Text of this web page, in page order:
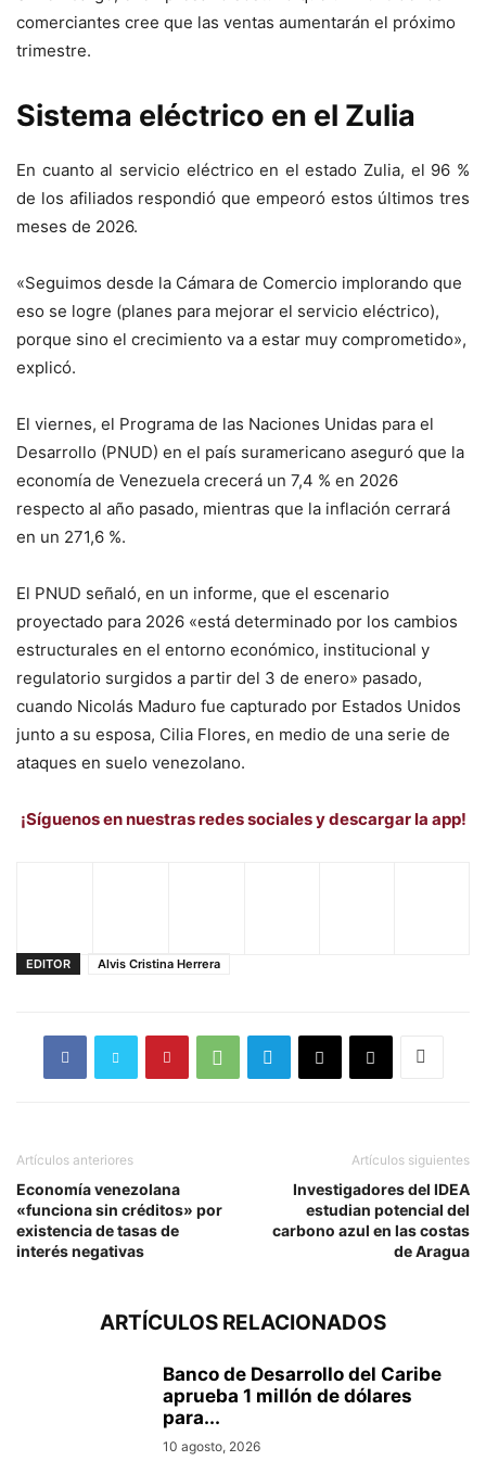
comerciantes cree que las ventas aumentarán el próximo
trimestre.
Sistema eléctrico en el Zulia
En cuanto al servicio eléctrico en el estado Zulia, el 96 %
de los afiliados respondió que empeoró estos últimos tres
meses de 2026.
«Seguimos desde la Cámara de Comercio implorando que
eso se logre (planes para mejorar el servicio eléctrico),
porque sino el crecimiento va a estar muy comprometido»,
explicó.
El viernes, el Programa de las Naciones Unidas para el
Desarrollo (PNUD) en el país suramericano aseguró que la
economía de Venezuela crecerá un 7,4 % en 2026
respecto al año pasado, mientras que la inflación cerrará
en un 271,6 %.
El PNUD señaló, en un informe, que el escenario
proyectado para 2026 «está determinado por los cambios
estructurales en el entorno económico, institucional y
regulatorio surgidos a partir del 3 de enero» pasado,
cuando Nicolás Maduro fue capturado por Estados Unidos
junto a su esposa, Cilia Flores, en medio de una serie de
ataques en suelo venezolano.
¡Síguenos en nuestras redes sociales y descargar la app!
EDITOR Alvis Cristina Herrera
Artículos anteriores
Economía venezolana
«funciona sin créditos» por
existencia de tasas de
interés negativas
Artículos siguientes
Investigadores del IDEA
estudian potencial del
carbono azul en las costas
de Aragua
ARTÍCULOS RELACIONADOS
Banco de Desarrollo del Caribe
aprueba 1 millón de dólares
para...
10 agosto, 2026